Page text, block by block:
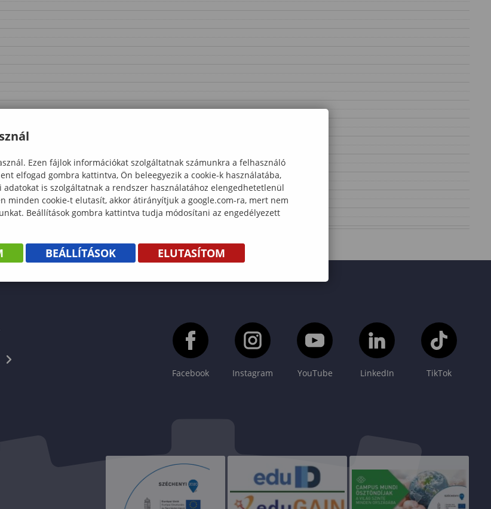
Facebook Instagram YouTube LinkedIn TikTok
Ezen fájlok információkat szolgáltatnak számunkra a felhasználó
elfogad gombra kattintva, Ön beleegyezik a cookie-k használatába,
is szolgáltatnak a rendszer használatához elengedhetetlenül
minden cookie-t elutasít, akkor átirányítjuk a google.com-ra, mert nem
Beállítások gombra kattintva tudja módosítani az engedélyezett
BEÁLLÍTÁSOK ELUTASÍTOM